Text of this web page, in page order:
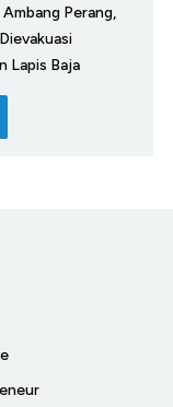
Perang,
Lapis Baja